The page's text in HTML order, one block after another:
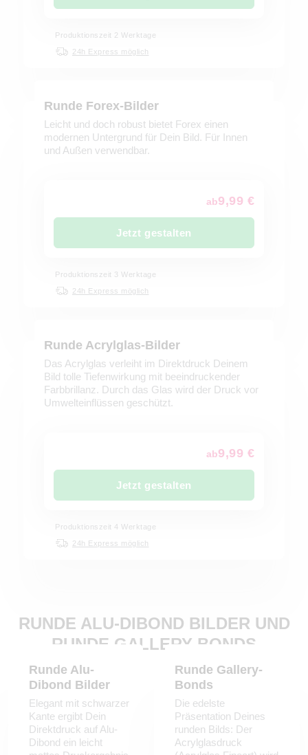
Produktionszeit 2 Werktage
24h Express möglich
Runde Forex-Bilder
Leicht und doch robust bietet Forex einen
modernen Untergrund für Dein Bild. Für Innen
und Außen verwendbar.
ab9,99 €
Jetzt gestalten
Produktionszeit 3 Werktage
24h Express möglich
Runde Acrylglas-Bilder
Das Acrylglas verleiht im Direktdruck Deinem
Bild tolle Tiefenwirkung mit beeindruckender
Farbbrillanz. Durch das Glas wird der Druck vor
Umwelteinflüssen geschützt.
ab9,99 €
Jetzt gestalten
Produktionszeit 4 Werktage
24h Express möglich
RUNDE ALU-DIBOND BILDER UND
RUNDE GALLERY-BONDS
Runde Alu-
Dibond Bilder
Elegant mit schwarzer
Kante ergibt Dein
Direktdruck auf Alu-
Dibond ein leicht
Runde Gallery-
Bonds
Die edelste
Präsentation Deines
runden Bilds: Der
Acrylglasdruck